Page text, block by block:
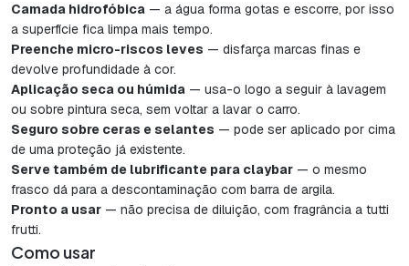
Camada hidrofóbica — a água forma gotas e escorre, por isso
a superfície fica limpa mais tempo.
Preenche micro-riscos leves — disfarça marcas finas e
devolve profundidade à cor.
Aplicação seca ou húmida — usa-o logo a seguir à lavagem
ou sobre pintura seca, sem voltar a lavar o carro.
Seguro sobre ceras e selantes — pode ser aplicado por cima
de uma proteção já existente.
Serve também de lubrificante para claybar — o mesmo
frasco dá para a descontaminação com barra de argila.
Pronto a usar — não precisa de diluição, com fragrância a tutti
frutti.
Como usar